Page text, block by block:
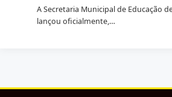
A Secretaria Municipal de Educação
lançou oficialmente,…